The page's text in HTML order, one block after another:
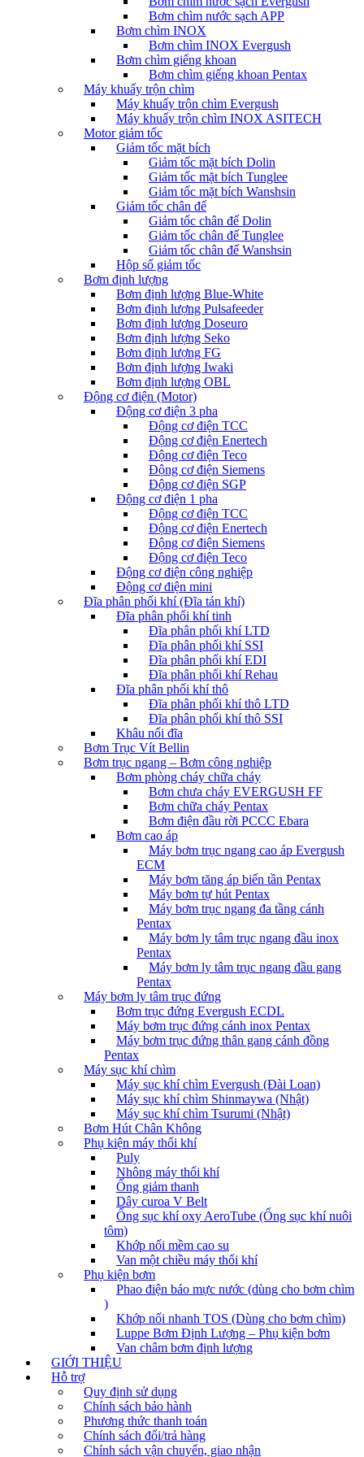
Bơm chìm nước sạch APP
Bơm chìm INOX
Bơm chìm INOX Evergush
Bơm chìm giếng khoan
Bơm chìm giếng khoan Pentax
Máy khuấy trộn chìm
Máy khuấy trộn chìm Evergush
Máy khuấy trộn chìm INOX ASITECH
Motor giảm tốc
Giảm tốc mặt bích
Giảm tốc mặt bích Dolin
Giảm tốc mặt bích Tunglee
Giảm tốc mặt bích Wanshsin
Giảm tốc chân đế
Giảm tốc chân đế Dolin
Giảm tốc chân đế Tunglee
Giảm tốc chân đế Wanshsin
Hộp số giảm tốc
Bơm định lượng
Bơm định lượng Blue-White
Bơm định lượng Pulsafeeder
Bơm định lượng Doseuro
Bơm định lượng Seko
Bơm định lượng FG
Bơm định lượng Iwaki
Bơm định lượng OBL
Động cơ điện (Motor)
Động cơ điện 3 pha
Động cơ điện TCC
Động cơ điện Enertech
Động cơ điện Teco
Động cơ điện Siemens
Động cơ điện SGP
Động cơ điện 1 pha
Động cơ điện TCC
Động cơ điện Enertech
Động cơ điện Siemens
Động cơ điện Teco
Động cơ điện công nghiệp
Động cơ điện mini
Đĩa phân phối khí (Đĩa tán khí)
Đĩa phân phối khí tinh
Đĩa phân phối khí LTD
Đĩa phân phối khí SSI
Đĩa phân phối khí EDI
Đĩa phân phối khí Rehau
Đĩa phân phối khí thô
Đĩa phân phối khí thô LTD
Đĩa phân phối khí thô SSI
Khâu nối đĩa
Bơm Trục Vít Bellin
Bơm trục ngang – Bơm công nghiệp
Bơm phòng cháy chữa cháy
Bơm chưa cháy EVERGUSH FF
Bơm chữa cháy Pentax
Bơm điện đầu rời PCCC Ebara
Bơm cao áp
Máy bơm trục ngang cao áp Evergush
ECM
Máy bơm tăng áp biến tần Pentax
Máy bơm tự hút Pentax
Máy bơm trục ngang đa tầng cánh
Pentax
Máy bơm ly tâm trục ngang đầu inox
Pentax
Máy bơm ly tâm trục ngang đầu gang
Pentax
Máy bơm ly tâm trục đứng
Bơm trục đứng Evergush ECDL
Máy bơm trục đứng cánh inox Pentax
Máy bơm trục đứng thân gang cánh đồng
Pentax
Máy sục khí chìm
Máy sục khí chìm Evergush (Đài Loan)
Máy sục khí chìm Shinmaywa (Nhật)
Máy sục khí chìm Tsurumi (Nhật)
Bơm Hút Chân Không
Phụ kiện máy thổi khí
Puly
Nhông máy thổi khí
Ống giảm thanh
Dây curoa V Belt
Ống sục khí oxy AeroTube (Ống sục khí nuôi
tôm)
Khớp nối mềm cao su
Van một chiều máy thổi khí
Phụ kiện bơm
Phao điện báo mực nước (dùng cho bơm chìm
)
Khớp nối nhanh TOS (Dùng cho bơm chìm)
Luppe Bơm Định Lượng – Phụ kiện bơm
Van châm bơm định lượng
GIỚI THIỆU
Hỗ trợ
Quy định sử dụng
Chính sách bảo hành
Phương thức thanh toán
Chính sách đổi/trả hàng
Chính sách vận chuyển, giao nhận